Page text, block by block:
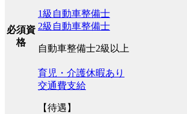
必須資
格
1級自動車整備士
2級自動車整備士
自動車整備士2級以上
育児・介護休暇あり
交通費支給
【待遇】